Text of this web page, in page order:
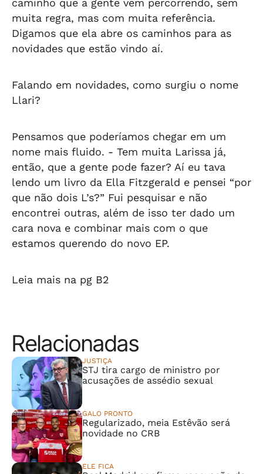
caminho que a gente vem percorrendo, sem
muita regra, mas com muita referência.
Digamos que ela abre os caminhos para as
novidades que estão vindo aí.
Falando em novidades, como surgiu o nome
Llari?
Pensamos que poderíamos chegar em um
nome mais fluido. - Tem muita Larissa já,
então, que a gente pode fazer? Aí eu tava
lendo um livro da Ella Fitzgerald e pensei “por
que não dois L’s?” Fui pesquisar e não
encontrei outras, além de isso ter dado um
cara nova e combinar mais com o que
estamos querendo do novo EP.
Leia mais na pg B2
Relacionadas
JUSTIÇA
STJ tira cargo de ministro por
acusações de assédio sexual
GALO PRONTO
Regularizado, meia Estêvão será
novidade no CRB
ELE FICA